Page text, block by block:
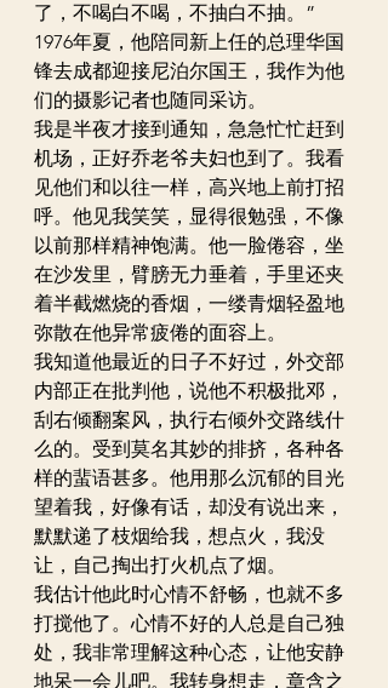
了，不喝白不喝，不抽白不抽。”
1976年夏，他陪同新上任的总理华国
锋去成都迎接尼泊尔国王，我作为他
们的摄影记者也随同采访。
我是半夜才接到通知，急急忙忙赶到
机场，正好乔老爷夫妇也到了。我看
见他们和以往一样，高兴地上前打招
呼。他见我笑笑，显得很勉强，不像
以前那样精神饱满。他一脸倦容，坐
在沙发里，臂膀无力垂着，手里还夹
着半截燃烧的香烟，一缕青烟轻盈地
弥散在他异常疲倦的面容上。
我知道他最近的日子不好过，外交部
内部正在批判他，说他不积极批邓，
刮右倾翻案风，执行右倾外交路线什
么的。受到莫名其妙的排挤，各种各
样的蜚语甚多。他用那么沉郁的目光
望着我，好像有话，却没有说出来，
默默递了枝烟给我，想点火，我没
让，自己掏出打火机点了烟。
我估计他此时心情不舒畅，也就不多
打搅他了。心情不好的人总是自己独
处，我非常理解这种心态，让他安静
地呆一会儿吧。我转身想走，章含之